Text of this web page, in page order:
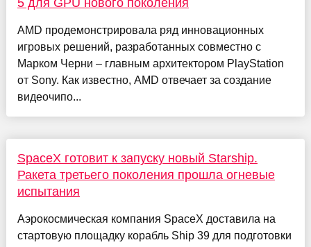
5 для GPU нового поколения
AMD продемонстрировала ряд инновационных
игровых решений, разработанных совместно с
Марком Черни – главным архитектором PlayStation
от Sony. Как известно, AMD отвечает за создание
видеочипо...
SpaceX готовит к запуску новый Starship.
Ракета третьего поколения прошла огневые
испытания
Аэрокосмическая компания SpaceX доставила на
стартовую площадку корабль Ship 39 для подготовки